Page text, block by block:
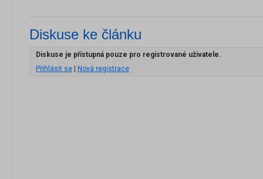
Diskuse ke článku
Diskuse je přístupná pouze pro registrované uživatele.
Přihlásit se
Nová registrace